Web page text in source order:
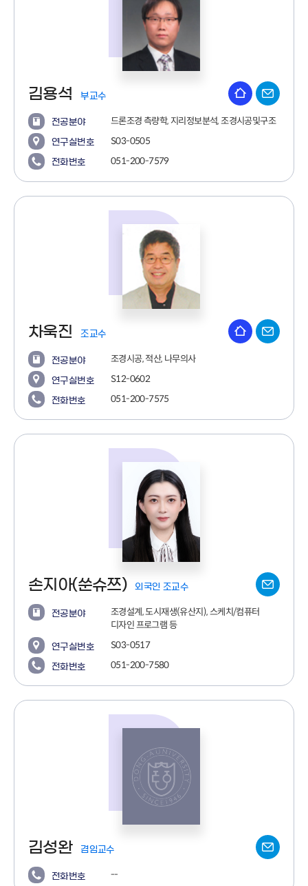
김용석 부교수
전공분야 드론조경 측량학, 지리정보분석, 조경시공및구조
연구실번호 S03-0505
전화번호 051-200-7579
차욱진 조교수
전공분야 조경시공, 적산, 나무의사
연구실번호 S12-0602
전화번호 051-200-7575
손지아(쑨슈쯔) 외국인 조교수
전공분야
조경설계, 도시재생(유산지), 스케치/컴퓨터
디자인 프로그램 등
연구실번호 S03-0517
전화번호 051-200-7580
김성완 겸임교수
전화번호 --